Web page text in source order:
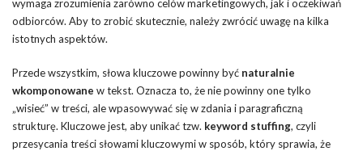
wymaga zrozumienia zarówno celów marketingowych, jak i oczekiwań
odbiorców. Aby to zrobić skutecznie, należy zwrócić uwagę na kilka
istotnych aspektów.
Przede wszystkim, słowa kluczowe powinny być naturalnie
wkomponowane w tekst. Oznacza to, że nie powinny one tylko
„wisieć” w treści, ale wpasowywać się w zdania i paragraficzną
strukturę. Kluczowe jest, aby unikać tzw. keyword stuffing, czyli
przesycania treści słowami kluczowymi w sposób, który sprawia, że